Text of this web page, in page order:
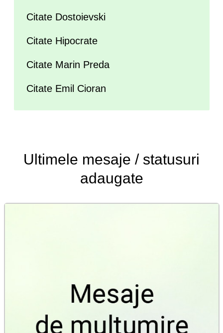
Citate Dostoievski
Citate Hipocrate
Citate Marin Preda
Citate Emil Cioran
Ultimele mesaje / statusuri
adaugate